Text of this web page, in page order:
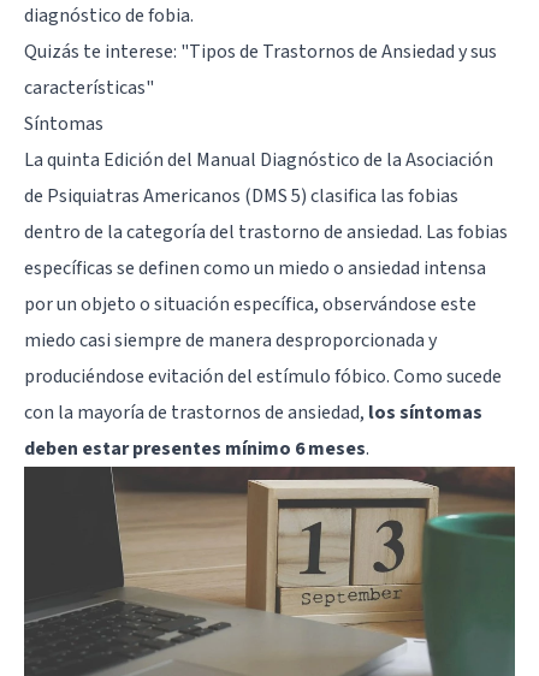
diagnóstico de fobia.
Quizás te interese: "Tipos de Trastornos de Ansiedad y sus
características"
Síntomas
La quinta Edición del Manual Diagnóstico de la Asociación
de Psiquiatras Americanos (DMS 5) clasifica las fobias
dentro de la categoría del trastorno de ansiedad. Las fobias
específicas se definen como un miedo o ansiedad intensa
por un objeto o situación específica, observándose este
miedo casi siempre de manera desproporcionada y
produciéndose evitación del estímulo fóbico. Como sucede
con la mayoría de trastornos de ansiedad, los síntomas
deben estar presentes mínimo 6 meses.